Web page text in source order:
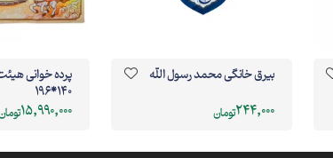
بیرق خانگی محمد رسول الله
244,000تومان
پرده خوانی
140*196
15,990,000